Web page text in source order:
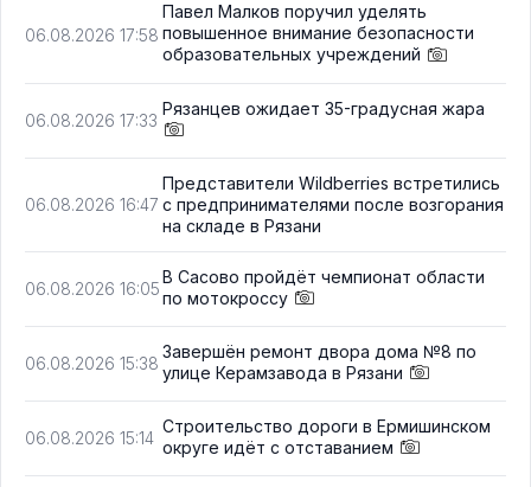
06.08.2026 17:58
Павел Малков поручил уделять
повышенное внимание безопасности
образовательных учреждений
06.08.2026 17:33
Рязанцев ожидает 35-градусная жара
06.08.2026 16:47
Представители Wildberries встретились
с предпринимателями после возгорания
на складе в Рязани
06.08.2026 16:05
В Сасово пройдёт чемпионат области
по мотокроссу
06.08.2026 15:38
Завершён ремонт двора дома №8 по
улице Керамзавода в Рязани
06.08.2026 15:14
Строительство дороги в Ермишинском
округе идёт с отставанием